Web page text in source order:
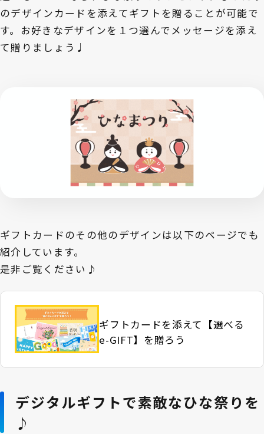
のデザインカードを添えてギフトを贈ることが可能で
す。お好きなデザインを１つ選んでメッセージを添え
て贈りましょう♩
ギフトカードのその他のデザインは以下のページでも
紹介しています。
是非ご覧ください♪
ギフトカードを添えて【選べる
e-GIFT】を贈ろう
デジタルギフトで素敵なひな祭りを
♪